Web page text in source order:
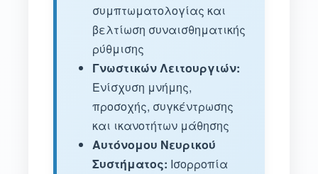
συμπτωματολογίας και
βελτίωση συναισθηματικής
ρύθμισης
Γνωστικών Λειτουργιών:
Ενίσχυση μνήμης,
προσοχής, συγκέντρωσης
και ικανοτήτων μάθησης
Αυτόνομου Νευρικού
Συστήματος: Ισορροπία